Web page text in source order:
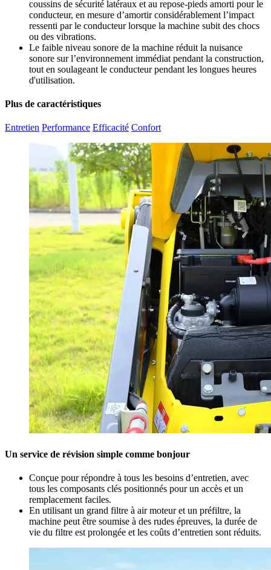
coussins de sécurité latéraux et au repose-pieds amorti pour le
conducteur, en mesure d’amortir considérablement l’impact
ressenti par le conducteur lorsque la machine subit des chocs
ou des vibrations.
Le faible niveau sonore de la machine réduit la nuisance
sonore sur l’environnement immédiat pendant la construction,
tout en soulageant le conducteur pendant les longues heures
d'utilisation.
Plus de caractéristiques
Entretien Performance Efficacité Confort
Un service de révision simple comme bonjour
Conçue pour répondre à tous les besoins d’entretien, avec
tous les composants clés positionnés pour un accès et un
remplacement faciles.
En utilisant un grand filtre à air moteur et un préfiltre, la
machine peut être soumise à des rudes épreuves, la durée de
vie du filtre est prolongée et les coûts d’entretien sont réduits.